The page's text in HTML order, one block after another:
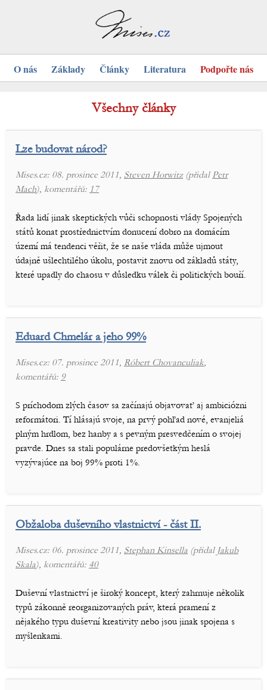
O nás Základy Články Literatura Podpořte nás
Všechny články
Lze budovat národ?
Mises.cz: 08. prosince 2011, Steven Horwitz(přidal Petr
Mach), komentářů: 17
Řada lidí jinak skeptických vůči schopnosti vlády Spojených
států konat prostřednictvím donucení dobro na domácím
území má tendenci věřit, že se naše vláda může ujmout
údajně ušlechtilého úkolu, postavit znovu od základů státy,
které upadly do chaosu v důsledku válek či politických bouří.
Eduard Chmelár a jeho 99%
Mises.cz: 07. prosince 2011, Róbert Chovanculiak,
komentářů: 9
S príchodom zlých časov sa začínajú objavovať aj ambiciózni
reformátori. Tí hlásajú svoje, na prvý pohľad nové, evanjeliá
plným hrdlom, bez hanby a s pevným presvedčením o svojej
pravde. Dnes sa stali populárne predovšetkým heslá
vyzývajúce na boj 99% proti 1%.
Obžaloba duševního vlastnictví - část II.
Mises.cz: 06. prosince 2011, Stephan Kinsella (přidal Jakub
Skala), komentářů: 40
Duševní vlastnictví je široký koncept, který zahrnuje několik
typů zákonně reorganizovaných práv, která pramení z
nějakého typu duševní kreativity nebo jsou jinak spojena s
myšlenkami.